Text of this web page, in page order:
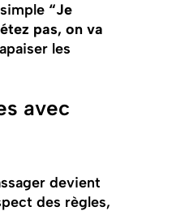
“Je
pas, on va
les
avec
devient
des règles,